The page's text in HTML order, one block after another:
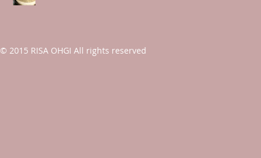
© 2015 RISA OHGI All rights reserved